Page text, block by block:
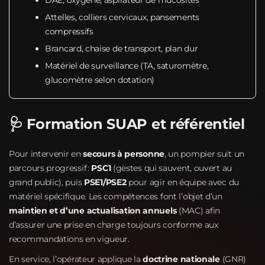
Attelles, colliers cervicaux, pansements
compressifs
Brancard, chaise de transport, plan dur
Matériel de surveillance (TA, saturomètre,
glucomètre selon dotation)
🩺 Formation SUAP et référentiel
Pour intervenir ensecours à personne, un pompier suit un
parcours progressif : PSC1(gestes qui sauvent, ouvert au
grand public), puis PSE1/PSE2pour agir en équipe avec du
matériel spécifique. Les compétences font l’objet d’un
maintien et d’une actualisation annuels(MAC) afin
d’assurer une prise en charge toujours conforme aux
recommandations en vigueur.
En service, l’opérateur applique ladoctrine nationale(GNR)